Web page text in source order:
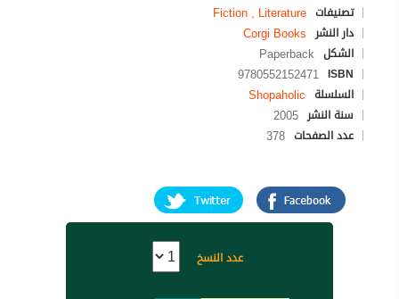
تصنيفات Fiction , Literature
دار النشر Corgi Books
الشكل Paperback
ISBN
9780552152471
السلسلة Shopaholic
سنة النشر 2005
عدد الصفحات 378
عدد النسخ